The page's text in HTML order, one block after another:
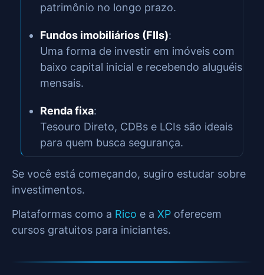
patrimônio no longo prazo.
Fundos imobiliários (FIIs):
Uma forma de investir em imóveis com
baixo capital inicial e recebendo aluguéis
mensais.
Renda fixa:
Tesouro Direto, CDBs e LCIs são ideais
para quem busca segurança.
Se você está começando, sugiro estudar sobre
investimentos.
Plataformas como a Rico e a XP oferecem
cursos gratuitos para iniciantes.